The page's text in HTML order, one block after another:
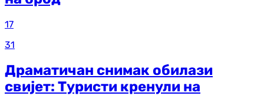
17
31
Драматичан снимак обилази
свијет: Туристи кренули на